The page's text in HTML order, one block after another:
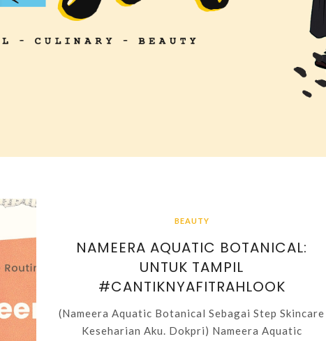
BEAUTY
NAMEERA AQUATIC BOTANICAL:
UNTUK TAMPIL
#CANTIKNYAFITRAHLOOK
(Nameera Aquatic Botanical Sebagai Step Skincare
Keseharian Aku. Dokpri) Nameera Aquatic